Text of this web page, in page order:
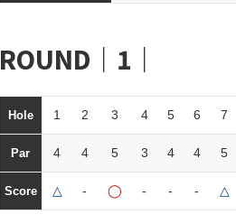
ROUND｜1｜
Hole 1 2 3 4 5 6 7
Par 4 4 5 3 4 4 5
Score △ - ◯ - - - △